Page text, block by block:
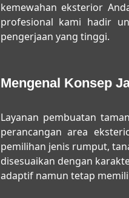
kemewahan eksterior
profesional kami hadir
pengerjaan yang tinggi.
Mengenal Konsep
Layanan pembuatan
perancangan area
pemilihan jenis rumput,
disesuaikan dengan
adaptif namun tetap